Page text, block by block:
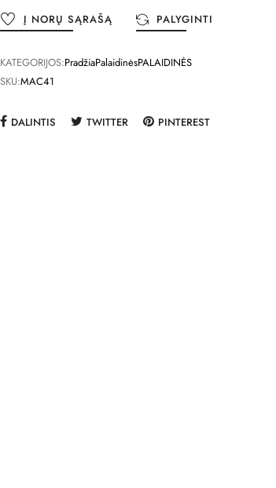
Į NORŲ SĄRAŠĄ PALYGINTI
KATEGORIJOS:PradžiaPalaidinėsPALAIDINĖS
SKU:MAC41
DALINTIS TWITTER PINTEREST